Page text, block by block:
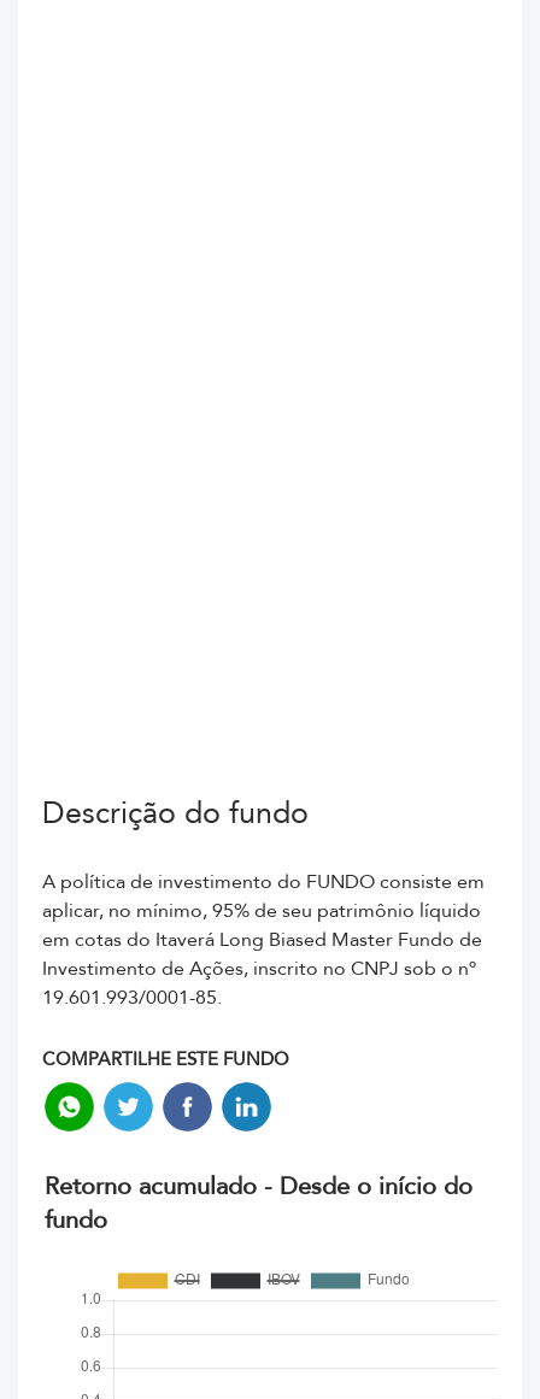
Descrição do fundo
A política de investimento do FUNDO consiste em
aplicar, no mínimo, 95% de seu patrimônio líquido
em cotas do Itaverá Long Biased Master Fundo de
Investimento de Ações, inscrito no CNPJ sob o nº
19.601.993/0001-85.
COMPARTILHE ESTE FUNDO
Retorno acumulado - Desde o início do
fundo